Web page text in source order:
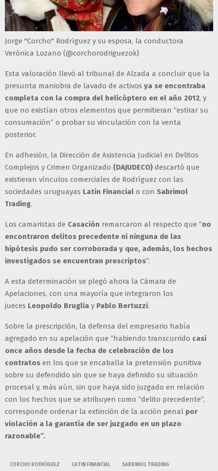
Jorge "Corcho" Rodríguez y su esposa, la conductora
Verónica Lozano (@corchorodriguezok)
Esta valoración llevó al tribunal de Alzada a concluir que la
presunta maniobra de lavado de activos ya se encontraba
completa con la compra del helicóptero en el año 2012, y
que no existían otros elementos que permitieran “estirar su
consumación” o probar su vinculación con la venta
posterior.
En adhesión, la Dirección de Asistencia Judicial en Delitos
Complejos y Crimen Organizado (DAJUDECO) descartó que
existieran vínculos comerciales de Rodríguez con las
sociedades uruguayas Latin Financial o con Sabrimol
Trading.
Los camaristas de Casación remarcaron al respecto que “no
encontraron delitos precedente ni ninguna de las
hipótesis pudo ser corroborada y que, además, los hechos
investigados se encuentran prescriptos”.
A esta determinación se plegó ahora la Cámara de
Apelaciones, con una mayoría que integraron los
jueces Leopoldo Bruglia y Pablo Bertuzzi.
Sobre la prescripción, la defensa del empresario había
agregado en su apelación que “habiendo transcurrido casi
once años desde la fecha de celebración de los
contratos en los que se encaballa la pretensión punitiva
sobre su defendido sin que se haya definido su situación
procesal y, más aún, sin que haya sido juzgado en relación
con los hechos que se atribuyen como “delito precedente”,
corresponde ordenar la extinción de la acción penal por
violación a la garantía de ser juzgado en un plazo
razonable”.
CORCHO RODRÍGUEZ LATIN FINANCIAL SABRIMOL TRADING